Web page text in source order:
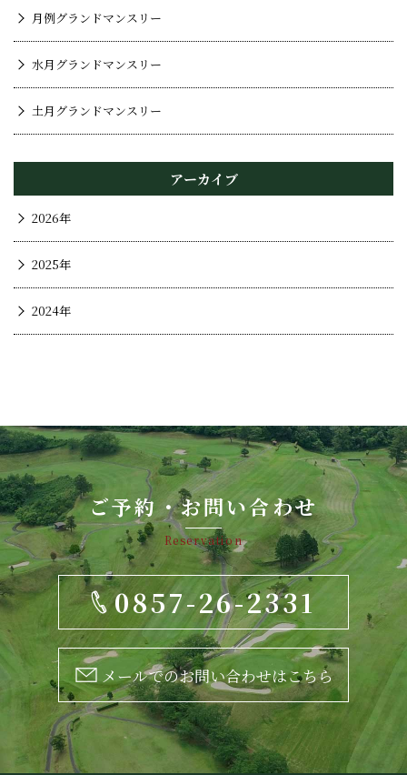
月例グランドマンスリー
水月グランドマンスリー
土月グランドマンスリー
アーカイブ
2026年
2025年
2024年
ご予約・お問い合わせ
Reservation
0857-26-2331
メールでのお問い合わせはこちら